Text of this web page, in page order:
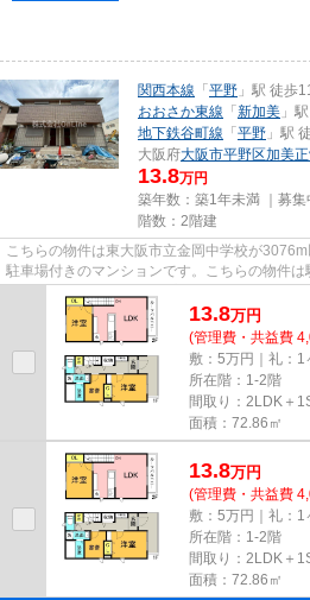
関西本線 「平野 」駅 徒歩
おおさか東線 「新加美 」
地下鉄谷町線 「平野 」駅
大阪府大阪市平野区加美
13.8万円
築年数：築1年未満 ｜募集
階数：2階建
こちらの物件は東大阪市立金岡中学校が
駐車場付きのマンションです。こちらの物件は
こちらはマンションタイプにな...
13.8万円
(管理費・共益費
敷：5万円｜礼：1
所在階：1-2階
間取り：2LDK＋
面積：72.86㎡
13.8万円
(管理費・共益費
敷：5万円｜礼：1
所在階：1-2階
間取り：2LDK＋
面積：72.86㎡